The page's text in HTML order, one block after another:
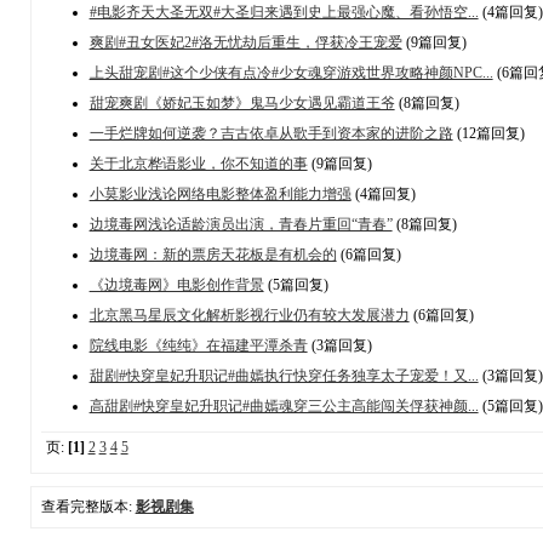
#电影齐天大圣无双#大圣归来遇到史上最强心魔、看孙悟空... (4篇回复)
爽剧#丑女医妃2#洛无忧劫后重生，俘获冷王宠爱(9篇回复)
上头甜宠剧#这个少侠有点冷#少女魂穿游戏世界攻略神颜NPC... (6篇回
甜宠爽剧《娇妃玉如梦》鬼马少女遇见霸道王爷(8篇回复)
一手烂牌如何逆袭？吉古依卓从歌手到资本家的进阶之路(12篇回复)
关于北京桦语影业，你不知道的事(9篇回复)
小莫影业浅论网络电影整体盈利能力增强(4篇回复)
边境毒网浅论适龄演员出演，青春片重回“青春”(8篇回复)
边境毒网：新的票房天花板是有机会的 (6篇回复)
《边境毒网》电影创作背景(5篇回复)
北京黑马星辰文化解析影视行业仍有较大发展潜力 (6篇回复)
院线电影《纯纯》在福建平潭杀青(3篇回复)
甜剧#快穿皇妃升职记#曲嫣执行快穿任务独享太子宠爱！又... (3篇回复)
高甜剧#快穿皇妃升职记#曲嫣魂穿三公主高能闯关俘获神颜... (5篇回复)
页: [1] 2 3 4 5
查看完整版本: 影视剧集